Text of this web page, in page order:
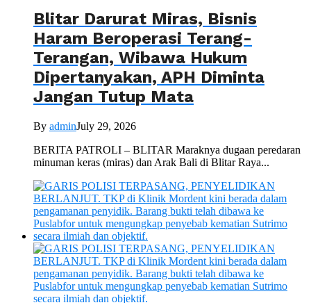
Blitar Darurat Miras, Bisnis
Haram Beroperasi Terang-
Terangan, Wibawa Hukum
Dipertanyakan, APH Diminta
Jangan Tutup Mata
By adminJuly 29, 2026
BERITA PATROLI – BLITAR Maraknya dugaan peredaran
minuman keras (miras) dan Arak Bali di Blitar Raya...